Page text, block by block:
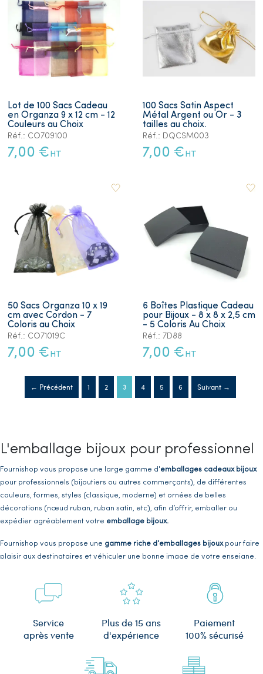
Lot de 100 Sacs Cadeau
en Organza 9 x 12 cm - 12
Couleurs au Choix
Réf.: CO709100
7,00 € HT
100 Sacs Satin Aspect
Métal Argent ou Or - 3
tailles au choix.
Réf.: DQCSM003
7,00 € HT
50 Sacs Organza 10 x 19
cm avec Cordon - 7
Coloris au Choix
Réf.: CO71019C
7,00 € HT
6 Boîtes Plastique Cadeau
pour Bijoux - 8 x 8 x 2,5 cm
- 5 Coloris Au Choix
Réf.: 7D88
7,00 € HT
← Précédent 1 2 3 4 5 6 Suivant →
L'emballage bijoux pour professionnel
Fournishop vous propose une large gamme d'emballages cadeaux bijoux
pour professionnels (bijoutiers ou autres commerçants), de différentes
couleurs, formes, styles (classique, moderne) et ornées de belles
décorations (nœud ruban, ruban satin, etc), afin d’offrir, emballer ou
expédier agréablement votre emballage bijoux.
Fournishop vous propose une gamme riche d'emballages bijouxpour faire
plaisir aux destinataires et véhiculer une bonne image de votre enseigne.
Des sachets plastiques à fermeture adhésive
Des sacs sachets en papier Kraft.
Des sacs sachets à fermeture Zip
Service
après vente
Plus de 15 ans
d'expérience
Paiement
100% sécurisé